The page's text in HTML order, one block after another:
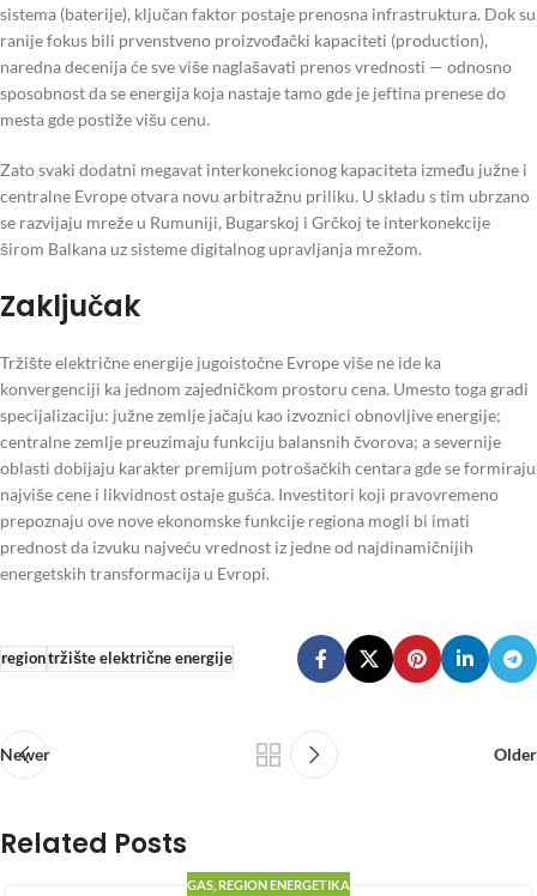
sistema (baterije), ključan faktor postaje prenosna infrastruktura. Dok su
ranije fokus bili prvenstveno proizvođački kapaciteti (production),
naredna decenija će sve više naglašavati prenos vrednosti — odnosno
sposobnost da se energija koja nastaje tamo gde je jeftina prenese do
mesta gde postiže višu cenu.
Zato svaki dodatni megavat interkonekcionog kapaciteta između južne i
centralne Evrope otvara novu arbitražnu priliku. U skladu s tim ubrzano
se razvijaju mreže u Rumuniji, Bugarskoj i Grčkoj te interkonekcije
širom Balkana uz sisteme digitalnog upravljanja mrežom.
Zaključak
Tržište električne energije jugoistočne Evrope više ne ide ka
konvergenciji ka jednom zajedničkom prostoru cena. Umesto toga gradi
specijalizaciju: južne zemlje jačaju kao izvoznici obnovljive energije;
centralne zemlje preuzimaju funkciju balansnih čvorova; a severnije
oblasti dobijaju karakter premijum potrošačkih centara gde se formiraju
najviše cene i likvidnost ostaje gušća. Investitori koji pravovremeno
prepoznaju ove nove ekonomske funkcije regiona mogli bi imati
prednost da izvuku najveću vrednost iz jedne od najdinamičnijih
energetskih transformacija u Evropi.
regiontržište električne energije
Newer Older
Related Posts
GAS REGION ENERGETIKA